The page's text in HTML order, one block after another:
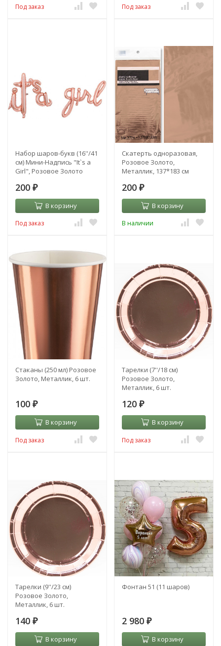
Под заказ Под заказ
Набор шаров-букв (16''/41
см) Мини-Надпись "It`s a
Girl", Розовое Золото
200 ₽
В корзину
Под заказ
Скатерть одноразовая,
Розовое Золото,
Металлик, 137*183 см
200 ₽
В корзину
В наличии
Стаканы (250 мл) Розовое
Золото, Металлик, 6 шт.
100 ₽
В корзину
Под заказ
Тарелки (7''/18 см)
Розовое Золото,
Металлик, 6 шт.
120 ₽
В корзину
Под заказ
Тарелки (9''/23 см)
Розовое Золото,
Металлик, 6 шт.
140 ₽
В корзину
Фонтан 51 (11 шаров)
2 980 ₽
В корзину